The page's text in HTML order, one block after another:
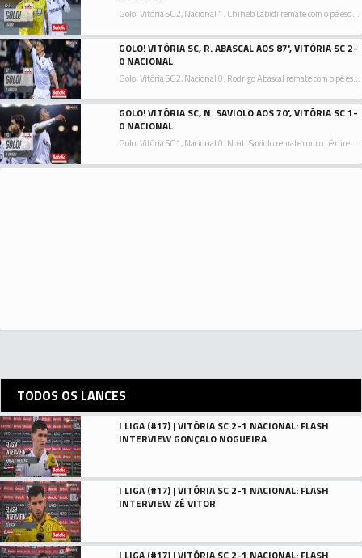
Golo! Vitória SC 2, Nacional 1. Chiheb Labidi remate com o pé esquerdo no coração da área.
GOLO! VITÓRIA SC, R. ABASCAL AOS 87', VITÓRIA SC 2-
0 NACIONAL
Golo! Vitória SC 2, Nacional 0. Rodrigo Abascal remate com o pé esquerdo no coração da área.
GOLO! VITÓRIA SC, N. SAVIOLO AOS 70', VITÓRIA SC 1-
0 NACIONAL
Golo! Vitória SC 1, Nacional 0. Noah Saviolo remate com o pé direito de um ângulo dificil da direita.
TODOS OS LANCES
I LIGA (#17) | VITÓRIA SC 2-1 NACIONAL: FLASH
INTERVIEW GONÇALO NOGUEIRA
I LIGA (#17) | VITÓRIA SC 2-1 NACIONAL: FLASH
INTERVIEW ZÉ VITOR